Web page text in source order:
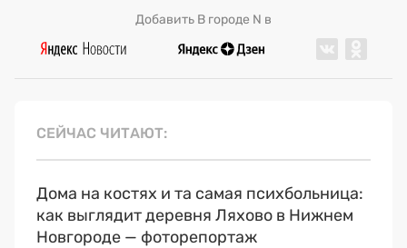
Добавить В городе N в
СЕЙЧАС ЧИТАЮТ
Дома на костях и та самая психбольница:
как выглядит деревня Ляхово в Нижнем
Новгороде — фоторепортаж